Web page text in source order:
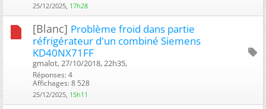
25/12/2025, 17h28
[Blanc] Problème froid dans partie
réfrigérateur d'un combiné Siemens
KD40NX71FF
gmalot, 27/10/2018, 22h35, ‎
Réponses: 4
Affichages: 8 528
25/12/2025, 15h11